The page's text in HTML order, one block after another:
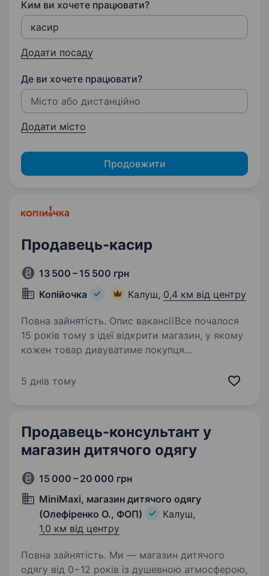
Ким ви хочете працювати?
Додати посаду
Де ви хочете працювати?
Додати місто
Продовжити
Продавець-касир
13 500 – 15 500 грн
Копійочка
Калуш, 0,4 км від центру
Повна зайнятість. Опис вакансіїВсе почалося
15 років тому з ідеї відкрити магазин, у якому
кожен товар дивуватиме покупця
«Копійочка» налічує понад 500 магазинів у 16
5 днів тому
Продавець-консультант у
магазин дитячого одягу
15 000 – 20 000 грн
MiniMaxi, магазин дитячого одягу
(Олефіренко О., ФОП)
Калуш,
1,0 км від центру
Повна зайнятість. Ми — магазин дитячого
одягу від 0−12 років із душевною атмосферою,